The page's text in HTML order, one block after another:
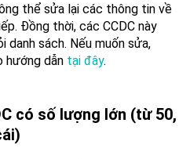
thể sửa lại các thông tin về
Đồng thời, các CCDC này
danh sách. Nếu muốn sửa,
hướng dẫn tại đây.
có số lượng lớn (từ 50,